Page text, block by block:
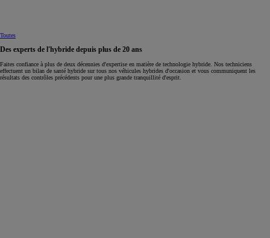
Toutes
Des experts de l'hybride depuis plus de 20 ans
Faites confiance à plus de deux décennies d'expertise en matière de technologie hybride. Nos techniciens
effectuent un bilan de santé hybride sur tous nos véhicules hybrides d'occasion et vous communiquent les
résultats des contrôles précédents pour une plus grande tranquillité d'esprit.